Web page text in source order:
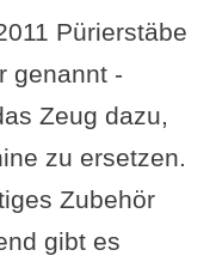
Pürierstäbe
genannt -
Zeug dazu,
zu ersetzen.
Zubehör
gibt es